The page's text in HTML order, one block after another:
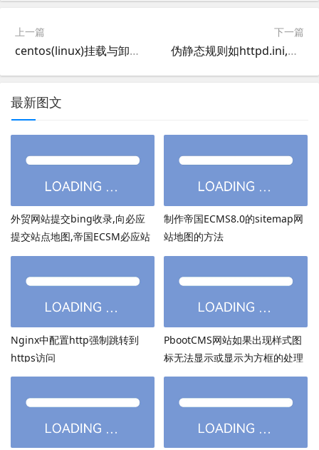
上一篇
centos(linux)挂载与卸载硬盘
下一篇
伪静态规则如httpd.ini,htaccess转换为web.config方法
最新图文
外贸网站提交bing收录,向必应
提交站点地图,帝国ECSM必应站
点图sitemap提交
制作帝国ECMS8.0的sitemap网
站地图的方法
Nginx中配置http强制跳转到
https访问
PbootCMS网站如果出现样式图
标无法显示或显示为方框的处理
方法